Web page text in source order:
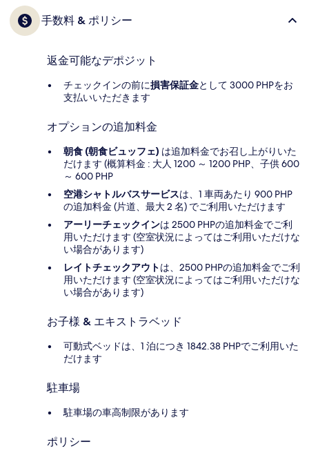
手数料 & ポリシー
返金可能なデポジット
チェックインの前に損害保証金として 3000 PHPをお
支払いいただきます
オプションの追加料金
朝食 (朝食ビュッフェ) は追加料金でお召し上がりいた
だけます (概算料金 : 大人 1200 ～ 1200 PHP、子供 600
～ 600 PHP
空港シャトルバスサービスは、1 車両あたり 900 PHP
の追加料金 (片道、最大 2 名) でご利用いただけます
アーリーチェックインは 2500 PHPの追加料金でご利
用いただけます (空室状況によってはご利用いただけな
い場合があります)
レイトチェックアウトは、2500 PHPの追加料金でご利
用いただけます (空室状況によってはご利用いただけな
い場合があります)
お子様 & エキストラベッド
可動式ベッドは、1 泊につき 1842.38 PHPでご利用いた
だけます
駐車場
駐車場の車高制限があります
ポリシー